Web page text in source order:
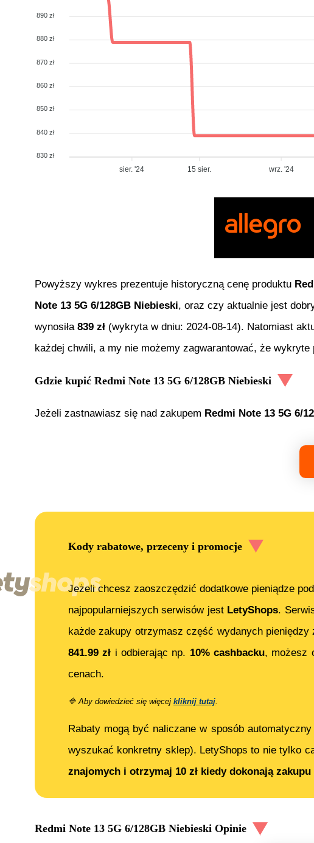
890 zł
880 zł
870 zł
860 zł
850 zł
840 zł
830 zł
sier. '24 15 sier. wrz. '24
Powyższy wykres prezentuje historyczną cenę produktu
Note 13 5G 6/128GB Niebieski, oraz czy aktualnie jest
wynosiła 839 zł (wykryta w dniu: 2024-08-14). Natomiast
każdej chwili, a my nie możemy zagwarantować, że
Gdzie kupić Redmi Note 13 5G 6/128GB Niebieski
Jeżeli zastnawiasz się nad zakupem Redmi Note 13 5G 6/
Kody rabatowe, przeceny i promocje
Jeżeli chcesz zaoszczędzić dodatkowe pieniądze
najpopularniejszych serwisów jest LetyShops.
każde zakupy otrzymasz część wydanych pieniędzy
841.99 zł i odbierając np. 10% cashbacku, możesz
cenach.
🔷 Aby dowiedzieć się więcej kliknij tutaj.
Rabaty mogą być naliczane w sposób
wyszukać konkretny sklep). LetyShops to nie tylko
znajomych i otrzymaj 10 zł kiedy dokonają zakupu
Redmi Note 13 5G 6/128GB Niebieski Opinie